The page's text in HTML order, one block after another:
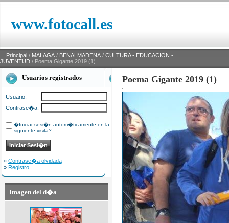
www.fotocall.es
Principal / MALAGA / BENALMADENA / CULTURA - EDUCACION -
JUVENTUD / Poema Gigante 2019 (1)
Usuarios registrados
Usuario:
Contrase�a:
�Iniciar sesi�n autom�ticamente en la
siguiente visita?
» Contrase�a olvidada
» Registro
Imagen del d�a
Poema Gigante 2019 (1)